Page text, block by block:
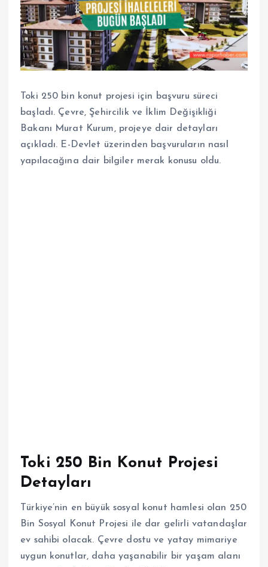
Toki 250 bin konut projesi için başvuru süreci
başladı. Çevre, Şehircilik ve İklim Değişikliği
Bakanı Murat Kurum, projeye dair detayları
açıkladı. E-Devlet üzerinden başvuruların nasıl
yapılacağına dair bilgiler merak konusu oldu.
Toki 250 Bin Konut Projesi
Detayları
Türkiye’nin en büyük sosyal konut hamlesi olan 250
Bin Sosyal Konut Projesi ile dar gelirli vatandaşlar
ev sahibi olacak. Çevre dostu ve yatay mimariye
uygun konutlar, daha yaşanabilir bir yaşam alanı